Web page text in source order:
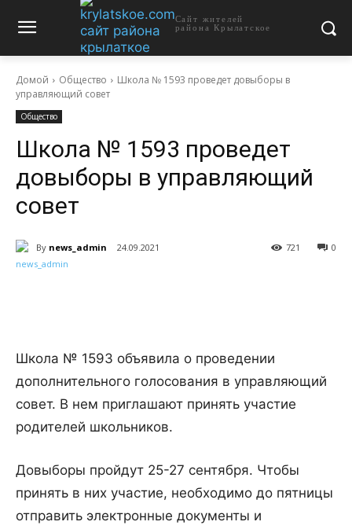
Сайт жителей
района Крылатское
Домой Общество
Школа № 1593 проведет довыборы в
управляющий совет
Общество
Школа № 1593 проведет
довыборы в управляющий
совет
By news_admin 24.09.2021 0
721
Школа № 1593 объявила о проведении
дополнительного голосования в управляющий
совет. В нем приглашают принять участие
родителей школьников.
Довыборы пройдут 25-27 сентября. Чтобы
принять в них участие, необходимо до пятницы
отправить электронные документы и